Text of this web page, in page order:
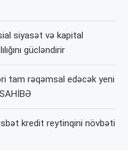
siyasət və kapital
gücləndirir
tam rəqəmsal edəcək yeni
kredit reytinqini növbəti